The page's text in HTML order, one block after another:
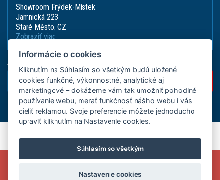
Showroom Frýdek-Místek
Jamnická 223
Staré Město, CZ
Zobraziť viac
Akcie, zľavy a novinky priamo na
Copyright © 2026 ADSAFE, spol. s r.o., Eshop řešení:
3solutions, spol. s r.o.
Provozováno naB2B/B2C systému: 3ESHOP SmartShopper
Verzia webu pre PC.
VYUŽIJTE MIMOŘÁDNOU AKCI A ZADEJTE V KOŠÍKU NA
PRODUKTY ROTTNER,
Informácie o cookies
Kliknutím na Súhlasím so všetkým budú uložené
cookies funkčné, výkonnostné, analytické aj
marketingové – dokážeme vám tak umožniť pohodlné
používanie webu, merať funkčnosť nášho webu i vás
cieliť reklamou. Svoje preferencie môžete jednoducho
upraviť kliknutím na Nastavenie cookies.
Súhlasím so všetkým
Nastavenie cookies